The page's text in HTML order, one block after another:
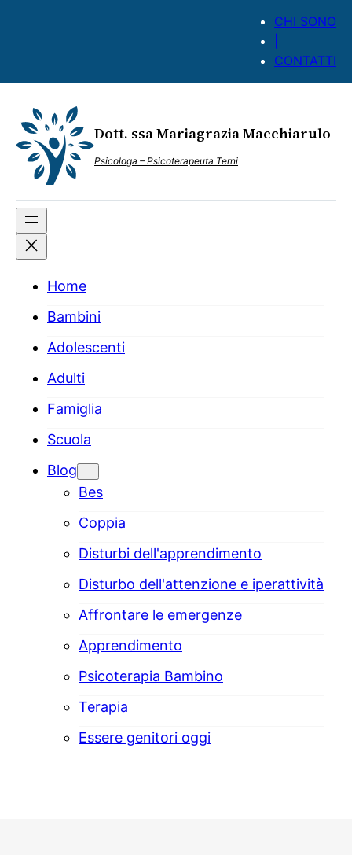
CHI SONO
CONTATTI
Dott. ssa Mariagrazia Macchiarulo
Psicologa – Psicoterapeuta Terni
Home
Bambini
Adolescenti
Adulti
Famiglia
Scuola
Blog
Bes
Coppia
Disturbi dell'apprendimento
Disturbo dell'attenzione e iperattività
Affrontare le emergenze
Apprendimento
Psicoterapia Bambino
Terapia
Essere genitori oggi